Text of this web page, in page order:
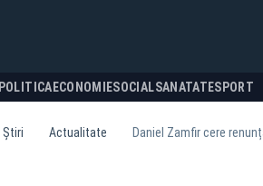
POLITICA ECONOMIESOCIALSANATATESPORT
Știri Actualitate Daniel Zamfir cere